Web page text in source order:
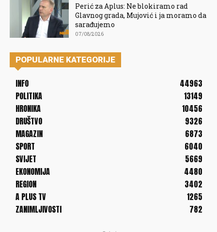
Perić za Aplus: Ne blokiramo rad
Glavnog grada, Mujović i ja moramo da
sarađujemo
07/08/2026
POPULARNE KATEGORIJE
INFO
44963
POLITIKA
13149
HRONIKA
10456
DRUŠTVO
9326
MAGAZIN
6873
SPORT
6040
SVIJET
5669
EKONOMIJA
4480
REGION
3402
A PLUS TV
1265
ZANIMLJIVOSTI
782